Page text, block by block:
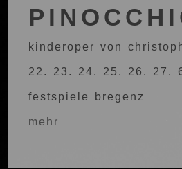
kinderoper von
22. 23. 24. 25. 26. 27.
festspiele bregenz
mehr